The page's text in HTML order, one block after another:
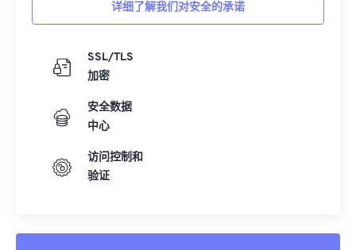
详细了解我们对安全的承诺
SSL/TLS
加密
安全数据
中心
访问控制和
验证